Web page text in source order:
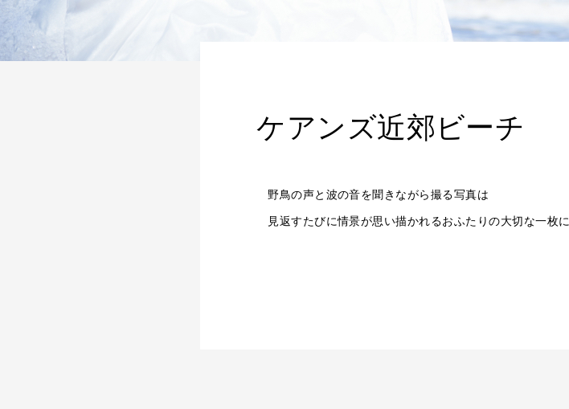
ケアンズ近郊ビーチ
野鳥の声と波の音を聞きながら撮る写真は
見返すたびに情景が思い描かれるおふたりの大切な一枚に